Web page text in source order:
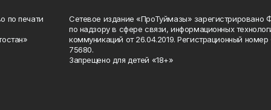
по печати
Сетевое издание «ПроТуймазы» зарегистрировано
по надзору в сфере связи, информационных
коммуникаций от 26.04.2019. Регистрационный
75680.
Запрещено для детей «18+»